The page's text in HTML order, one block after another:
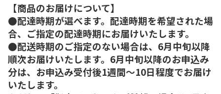
【商品のお届けについて】
●配達時期が選べます。配達時期を希望された場
合、ご指定の配達時期にお届けいたします。
●配送時期のご指定のない場合は、6月中旬以降
順次お届けいたします。6月中旬以降のお申込み
分は、お申込み受付後1週間～10日程度でお届け
いたします。